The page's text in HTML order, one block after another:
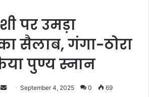
पर उमड़ा
सैलाब, गंगा-ठोरा
पुण्य स्नान
September 4, 2025 0 69